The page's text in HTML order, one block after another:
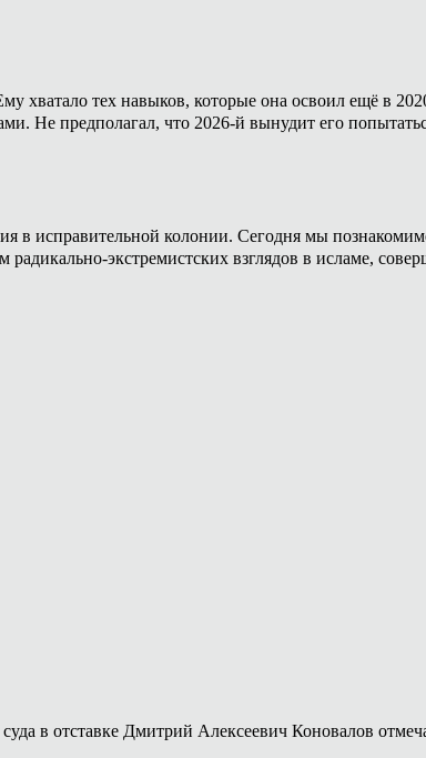
хватало тех навыков, которые она освоил ещё в
Не предполагал, что 2026-й вынудит его
в исправительной колонии. Сегодня мы
экстремистских взглядов в исламе,
в отставке Дмитрий Алексеевич Коновалов